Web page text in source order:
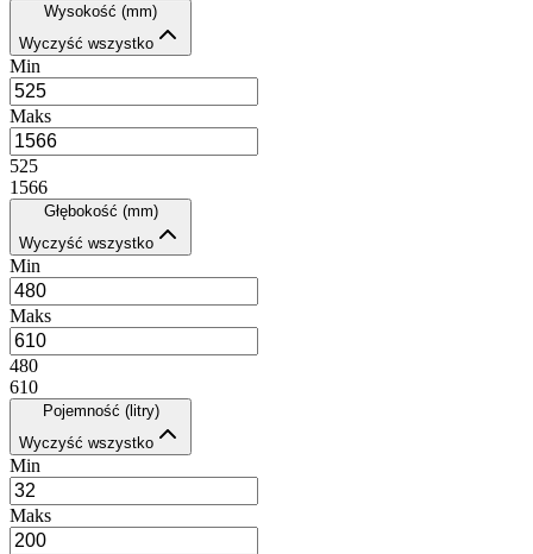
Wysokość (mm)
Wyczyść wszystko
Min
Maks
525
1566
Głębokość (mm)
Wyczyść wszystko
Min
Maks
480
610
Pojemność (litry)
Wyczyść wszystko
Min
Maks